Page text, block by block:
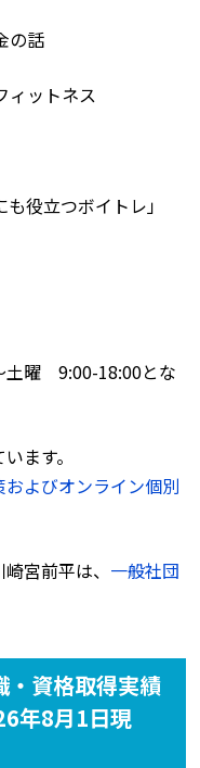
の話
ィットネス
役立つボイトレ」
土曜 9:00-18:00とな
ます。
およびオンライン個別
宮前平は、 一般社団
・資格取得実績
年8月1日現